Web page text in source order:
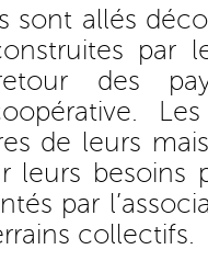
sont allés
par
des
de leurs
leurs besoins
par
collectifs.